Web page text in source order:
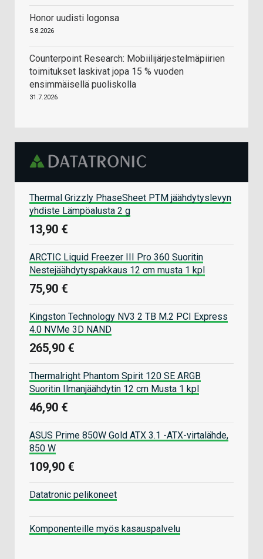
Honor uudisti logonsa
5.8.2026
Counterpoint Research: Mobiilijärjestelmäpiirien
toimitukset laskivat jopa 15 % vuoden
ensimmäisellä puoliskolla
31.7.2026
Thermal Grizzly PhaseSheet PTM jäähdytyslevyn
yhdiste Lämpöalusta 2 g
13,90 €
ARCTIC Liquid Freezer III Pro 360 Suoritin
Nestejäähdytyspakkaus 12 cm musta 1 kpl
75,90 €
Kingston Technology NV3 2 TB M.2 PCI Express
4.0 NVMe 3D NAND
265,90 €
Thermalright Phantom Spirit 120 SE ARGB
Suoritin Ilmanjäähdytin 12 cm Musta 1 kpl
46,90 €
ASUS Prime 850W Gold ATX 3.1 -ATX-virtalähde,
850 W
109,90 €
Datatronic pelikoneet
Komponenteille myös kasauspalvelu